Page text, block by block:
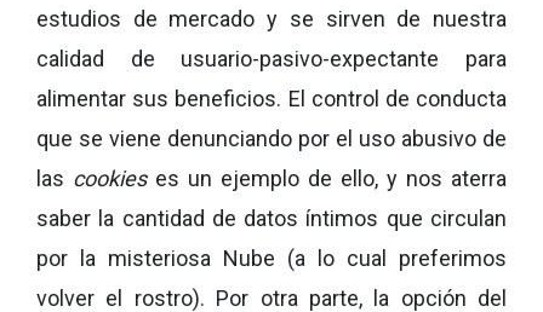
estudios de mercado y se sirven de nuestra
calidad de usuario-pasivo-expectante para
alimentar sus beneficios. El control de conducta
que se viene denunciando por el uso abusivo de
las cookieses un ejemplo de ello, y nos aterra
saber la cantidad de datos íntimos que circulan
por la misteriosa Nube (a lo cual preferimos
volver el rostro). Por otra parte, la opción del